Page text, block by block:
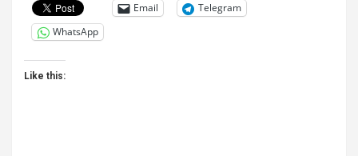
Email
Telegram
WhatsApp
Like this: